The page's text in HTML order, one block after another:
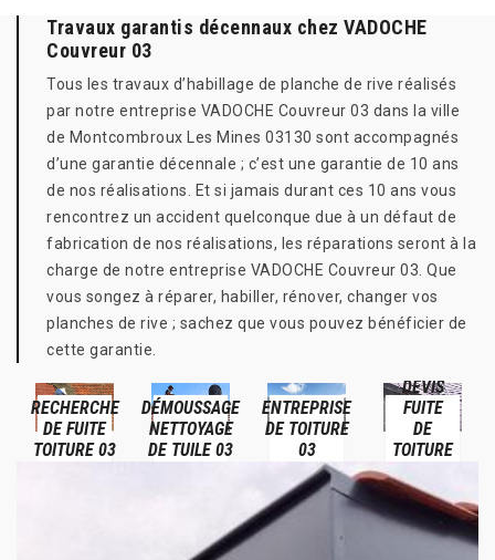
Travaux garantis décennaux chez VADOCHE
Couvreur 03
Tous les travaux d’habillage de planche de rive réalisés
par notre entreprise VADOCHE Couvreur 03 dans la ville
de Montcombroux Les Mines 03130 sont accompagnés
d’une garantie décennale ; c’est une garantie de 10 ans
de nos réalisations. Et si jamais durant ces 10 ans vous
rencontrez un accident quelconque due à un défaut de
fabrication de nos réalisations, les réparations seront à la
charge de notre entreprise VADOCHE Couvreur 03. Que
vous songez à réparer, habiller, rénover, changer vos
planches de rive ; sachez que vous pouvez bénéficier de
cette garantie.
RECHERCHE
DE FUITE
TOITURE 03
DÉMOUSSAGE
NETTOYAGE
DE TUILE 03
ENTREPRISE
DE TOITURE
03
DEVIS
FUITE
DE
TOITURE